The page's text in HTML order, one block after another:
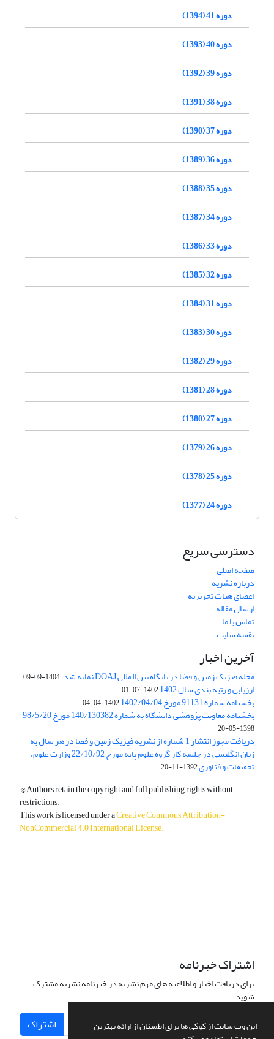
این وب سایت از کوکی ها برای اطمینان از ارائه بهترین
دوره 41 (1394)
دوره 40 (1393)
دوره 39 (1392)
دوره 38 (1391)
دوره 37 (1390)
دوره 36 (1389)
دوره 35 (1388)
دوره 34 (1387)
دوره 33 (1386)
دوره 32 (1385)
دوره 31 (1384)
دوره 30 (1383)
دوره 29 (1382)
دوره 28 (1381)
دوره 27 (1380)
دوره 26 (1379)
دوره 25 (1378)
دوره 24 (1377)
دسترسی سریع
صفحه اصلی
درباره نشریه
اعضای هیات تحریریه
ارسال مقاله
تماس با ما
نقشه سایت
آخرین اخبار
مجله فیزیک زمین و فضا در پایگاه بین المللی DOAJ نمایه شد. 1404-09-09
ارزیابی و رتبه بندی سال 1402 1402-07-01
بخشنامه شماره 91131 مورخ 1402/04/04 1402-04-04
بخشنامه معاونت پژوهشی دانشگاه به شماره 140/130382 مورخ 98/5/20
1398-05-20
دریافت مجوز انتشار 1 شماره از نشریه فیزیک زمین و فضا در هر سال به
زبان انگلیسی در جلسه کار گروه علوم پایه مورخ 22/10/92 وزارت علوم،
تحقیقات و فناوری1392-11-20
© Authors retain the copyright and full publishing rights without
restrictions.
This work is licensed under aCreative Commons Attribution-
NonCommercial 4.0 International License.
اشتراک خبرنامه
برای دریافت اخبار و اطلاعیه های مهم نشریه در خبرنامه نشریه مشترک
شوید.
اشتراک